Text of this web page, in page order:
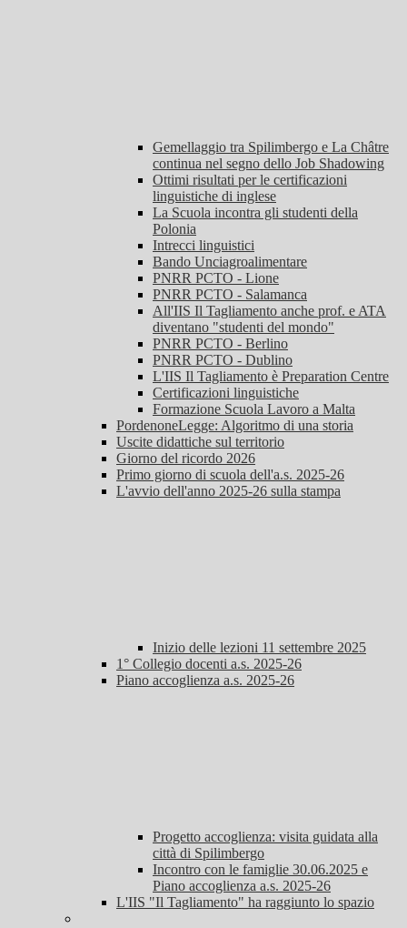
Gemellaggio tra Spilimbergo e La Châtre
continua nel segno dello Job Shadowing
Ottimi risultati per le certificazioni
linguistiche di inglese
La Scuola incontra gli studenti della
Polonia
Intrecci linguistici
Bando Unciagroalimentare
PNRR PCTO - Lione
PNRR PCTO - Salamanca
All'IIS Il Tagliamento anche prof. e ATA
diventano "studenti del mondo"
PNRR PCTO - Berlino
PNRR PCTO - Dublino
L'IIS Il Tagliamento è Preparation Centre
Certificazioni linguistiche
Formazione Scuola Lavoro a Malta
PordenoneLegge: Algoritmo di una storia
Uscite didattiche sul territorio
Giorno del ricordo 2026
Primo giorno di scuola dell'a.s. 2025-26
L'avvio dell'anno 2025-26 sulla stampa
Inizio delle lezioni 11 settembre 2025
1° Collegio docenti a.s. 2025-26
Piano accoglienza a.s. 2025-26
Progetto accoglienza: visita guidata alla
città di Spilimbergo
Incontro con le famiglie 30.06.2025 e
Piano accoglienza a.s. 2025-26
L'IIS "Il Tagliamento" ha raggiunto lo spazio